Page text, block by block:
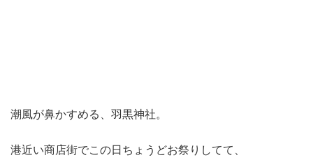
潮風が鼻かすめる、羽黒神社。
港近い商店街でこの日ちょうどお祭りしてて、